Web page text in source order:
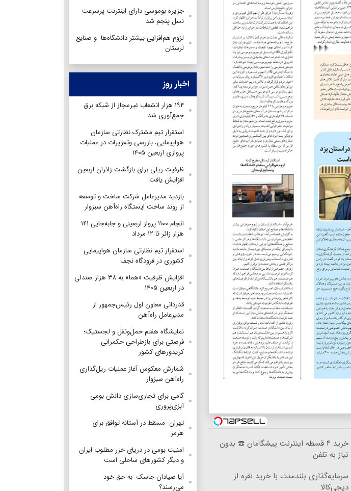
خرید ۴ قسطه اینترنت پیشگامان ☎️ بدون
نیاز به تلفن
سرمایه‌گذاری بلندمدت با خرید نقره از
دیجی‌کالا
جزیره بوموسی دارای اینترنت پرسرعت
نسل پنجم شد
لزوم هم‌افزایی بیشتر دانشگاه‌ها و صنایع
لرستان
اخبار روز
۱۹۴ هزار انشعاب غیرمجاز از شبکه برق
جمع‌آوری شد
استقرار تیم مشترک نظارتی سازمان
هواپیمایی، بازرسی وتعزیرات در عملیات
پروازی اربعین ۱۴۰۵
ظرفیت ریلی برای بازگشت زائران اربعین
افزایش یافت
بازدید مدیرعامل شرکت ساخت و توسعه
از روند ساخت ایستگاه راه‌آهن سبزوار
انجام ۱۱۰۰ پرواز اربعینی و جابه‌جایی ۱۴۱
هزار زائر تا ۱۲ مرداد
استقرار تیم‌ نظارتی سازمان هواپیمایی
کشوری در فرودگاه نجف
افزایش ظرفیت «هما» به ۳۸ هزار صندلی
در اربعین ۱۴۰۵
قدردانی معاون اول رئیس‌جمهور از
مدیرعامل راه‌آهن
نمایشگاه هفتم حمل‌ونقل و لجستیک؛
فرصتی برای بازطراحی حکمرانی
کریدورهای کشور
شمارش معکوس آغاز عملیات ریل‌گذاری
راه‌آهن سبزوار
گامی برای تجاری‌سازی دانش بومی
آبزی‌پروری
تهران- مسقط در آستانه توافق برای
هرمز
امنیت بومی در دریای خزر مطلوب ایران
و دیگر کشورهای ساحلی است
آیا صیادان جاسک به حق خود
می‌رسند؟